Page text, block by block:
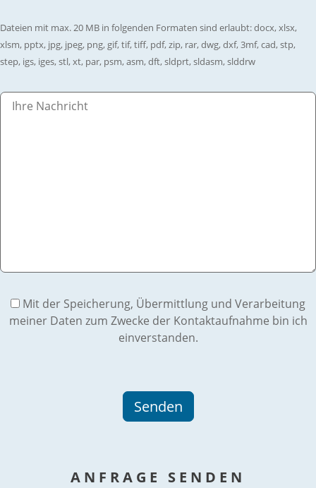
Dateien mit max. 20 MB in folgenden Formaten sind erlaubt: docx, xlsx,
xlsm, pptx, jpg, jpeg, png, gif, tif, tiff, pdf, zip, rar, dwg, dxf, 3mf, cad, stp,
step, igs, iges, stl, xt, par, psm, asm, dft, sldprt, sldasm, slddrw
Mit der Speicherung, Übermittlung und Verarbeitung
meiner Daten zum Zwecke der Kontaktaufnahme bin ich
einverstanden.
ANFRAGE SENDEN